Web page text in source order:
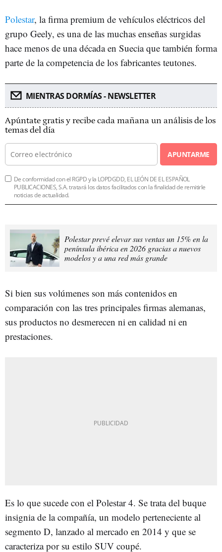
Polestar, la firma premium de vehículos eléctricos del
grupo Geely, es una de las muchas enseñas surgidas
hace menos de una década en Suecia que también forma
parte de la competencia de los fabricantes teutones.
MIENTRAS DORMÍAS - NEWSLETTER
Apúntate gratis y recibe cada mañana un análisis de los
temas del día
APUNTARME
De conformidad con el RGPD y la LOPDGDD, EL LEÓN DE EL ESPAÑOL
PUBLICACIONES, S.A. tratará los datos facilitados con la finalidad de remitirle
noticias de actualidad.
Polestar prevé elevar sus ventas un 15% en la
península ibérica en 2026 gracias a nuevos
modelos y a una red más grande
Si bien sus volúmenes son más contenidos en
comparación con las tres principales firmas alemanas,
sus productos no desmerecen ni en calidad ni en
prestaciones.
Es lo que sucede con el Polestar 4. Se trata del buque
insignia de la compañía, un modelo perteneciente al
segmento D, lanzado al mercado en 2014 y que se
caracteriza por su estilo SUV coupé.